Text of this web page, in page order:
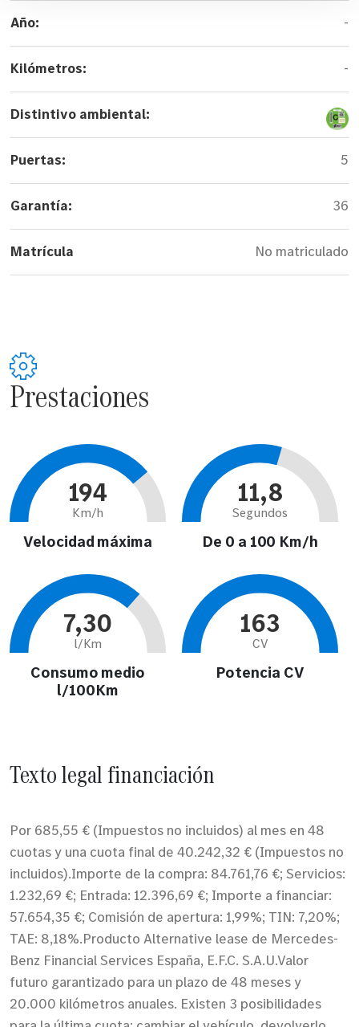
Año: -
Kilómetros: -
Distintivo ambiental:
Puertas: 5
Garantía: 36
Matrícula No matriculado
Prestaciones
194
Km/h
Velocidad máxima
11,8
Segundos
De 0 a 100 Km/h
7,30
l/Km
Consumo medio
l/100Km
163
CV
Potencia CV
Texto legal financiación
Por 685,55 € (Impuestos no incluidos) al mes en 48
cuotas y una cuota final de 40.242,32 € (Impuestos no
incluidos).Importe de la compra: 84.761,76 €; Servicios:
1.232,69 €; Entrada: 12.396,69 €; Importe a financiar:
57.654,35 €; Comisión de apertura: 1,99%; TIN: 7,20%;
TAE: 8,18%.Producto Alternative lease de Mercedes-
Benz Financial Services España, E.F.C. S.A.U.Valor
futuro garantizado para un plazo de 48 meses y
20.000 kilómetros anuales. Existen 3 posibilidades